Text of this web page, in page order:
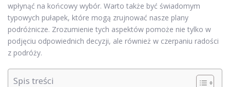
wpłynąć na końcowy wybór. Warto także być świadomym
typowych pułapek, które mogą zrujnować nasze plany
podróżnicze. Zrozumienie tych aspektów pomoże nie tylko w
podjęciu odpowiednich decyzji, ale również w czerpaniu radości
z podróży.
Spis treści